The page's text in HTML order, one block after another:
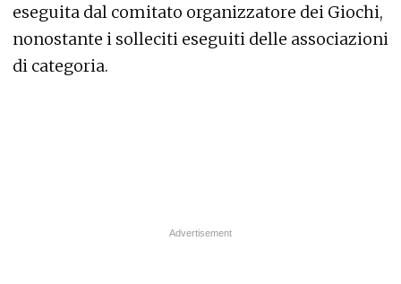
eseguita dal comitato organizzatore dei Giochi,
nonostante i solleciti eseguiti delle associazioni
di categoria.